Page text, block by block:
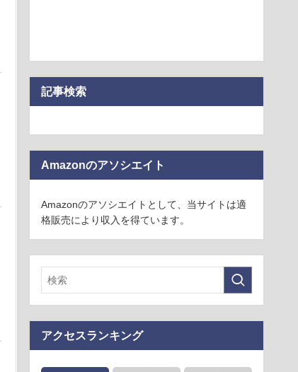
記事検索
Amazonのアソシエイト
Amazonのアソシエイトとして、当サイトは適
格販売により収入を得ています。
アクセスランキング